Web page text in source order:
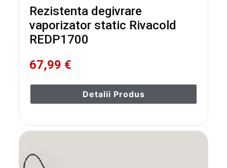
Rezistenta degivrare
vaporizator static Rivacold
REDP1700
67,99 €
Detalii Produs